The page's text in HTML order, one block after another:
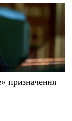
призначення